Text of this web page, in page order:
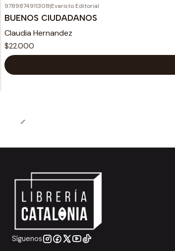
9789874911308|Evaristo Editorial
BUENOS CIUDADANOS
Claudia Hernandez
$22.000
Síguenos